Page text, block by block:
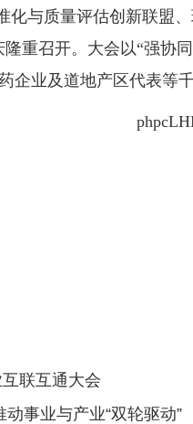
化与质量评估创新联盟
重召开。大会以“强协
企业及道地产区代表
联互通大会
事业与产业“双轮驱动”